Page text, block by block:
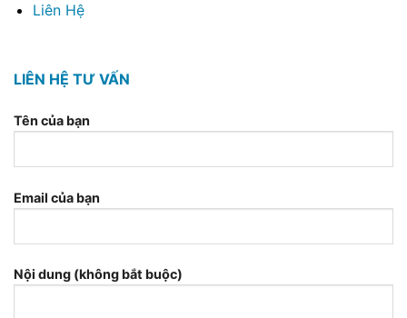
Liên Hệ
LIÊN HỆ TƯ VẤN
Tên của bạn
Email của bạn
Nội dung (không bắt buộc)